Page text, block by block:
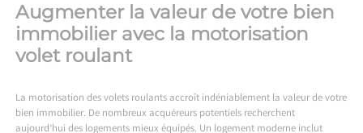
Augmenter la valeur de votre bien
immobilier avec la motorisation
volet roulant
La motorisation des volets roulants accroît indéniablement la valeur de votre
bien immobilier. De nombreux acquéreurs potentiels recherchent
aujourd’hui des logements mieux équipés. Un logement moderne inclut